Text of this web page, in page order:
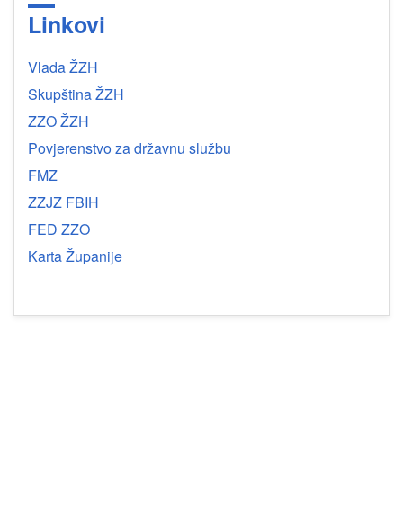
Linkovi
Vlada ŽZH
Skupština ŽZH
ZZO ŽZH
Povjerenstvo za državnu službu
FMZ
ZZJZ FBIH
FED ZZO
Karta Županije